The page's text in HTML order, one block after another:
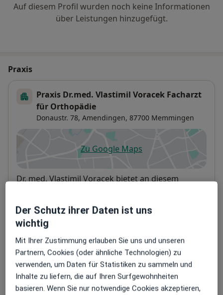
Auf diesem Profil wurden noch keine Informationen
über Leistungen hinzugefügt.
Praxis
Praxis Dr.med. Vlastimil Voracek Facharzt
für Orthopädie
Donaustr. 78, Amendingen, 87700 Memmingen
Zu Google Mapsöffnet in einer neuen
Verfügbarkeit
Dr. med. Vlastimil Voracek bietet an diesem
Akzeptierte Versicherungen
Details
Telefonnummer
Der Schutz ihrer Daten ist uns
wichtig
Mit Ihrer Zustimmung erlauben Sie uns und unseren
Partnern, Cookies (oder ähnliche Technologien) zu
verwenden, um Daten für Statistiken zu sammeln und
Inhalte zu liefern, die auf Ihren Surfgewohnheiten
basieren. Wenn Sie nur notwendige Cookies akzeptieren,